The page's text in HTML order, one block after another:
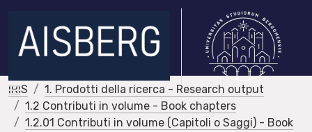
IRIS
1. Prodotti della ricerca - Research output
1.2 Contributi in volume - Book chapters
1.2.01 Contributi in volume (Capitoli o Saggi) - Book